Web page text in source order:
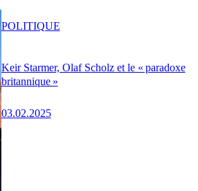
Keir Starmer, Olaf Scholz et le « paradoxe
britannique »
03.02.2025
POLITIQUE